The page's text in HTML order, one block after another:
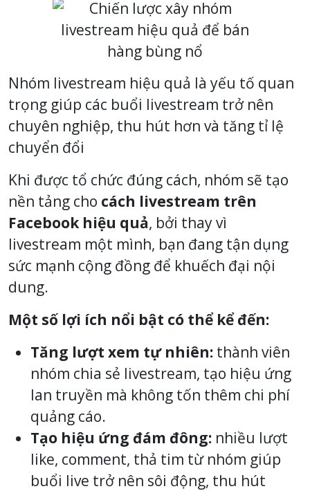
Nhóm livestream hiệu quả là yếu tố quan
trọng giúp các buổi livestream trở nên
chuyên nghiệp, thu hút hơn và tăng tỉ lệ
chuyển đổi
Khi được tổ chức đúng cách, nhóm sẽ tạo
nền tảng cho cách livestream trên
Facebook hiệu quả, bởi thay vì
livestream một mình, bạn đang tận dụng
sức mạnh cộng đồng để khuếch đại nội
dung.
Một số lợi ích nổi bật có thể kể đến:
Tăng lượt xem tự nhiên: thành viên
nhóm chia sẻ livestream, tạo hiệu ứng
lan truyền mà không tốn thêm chi phí
quảng cáo.
Tạo hiệu ứng đám đông: nhiều lượt
like, comment, thả tim từ nhóm giúp
buổi live trở nên sôi động, thu hút